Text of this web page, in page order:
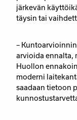
järkevän
täysin tai
–
arvioida ennalta,
Huollon
moderni
saadaan tietoon